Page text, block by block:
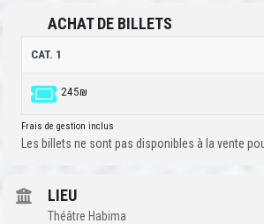
ACHAT DE BILLETS
CAT. 1
245₪
Frais de gestion inclus
Les billets ne sont pas disponibles à la vente
LIEU
Théâtre Habima